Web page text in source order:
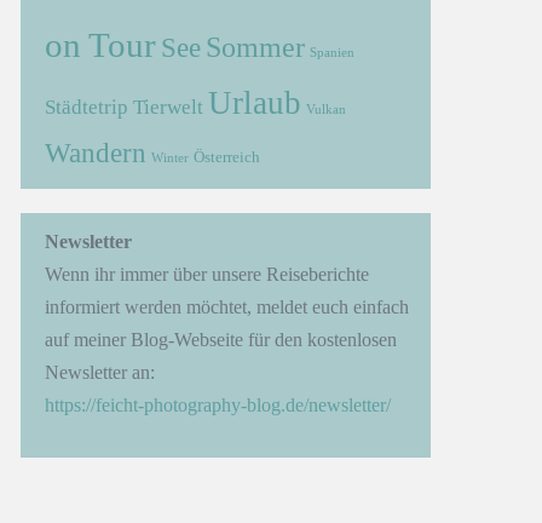
on Tour See Sommer Spanien
Städtetrip Tierwelt Urlaub Vulkan
Wandern Winter Österreich
Newsletter
Wenn ihr immer über unsere Reiseberichte
informiert werden möchtet, meldet euch einfach
auf meiner Blog-Webseite für den kostenlosen
Newsletter an:
https://feicht-photography-blog.de/newsletter/